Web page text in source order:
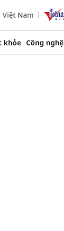
Việt Nam
khỏe Công nghệ